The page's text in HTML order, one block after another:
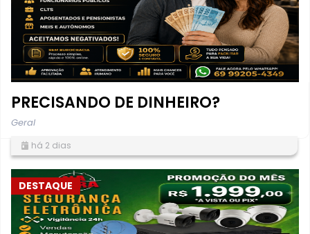
PRECISANDO DE DINHEIRO?
Geral
há 2 dias
DESTAQUE